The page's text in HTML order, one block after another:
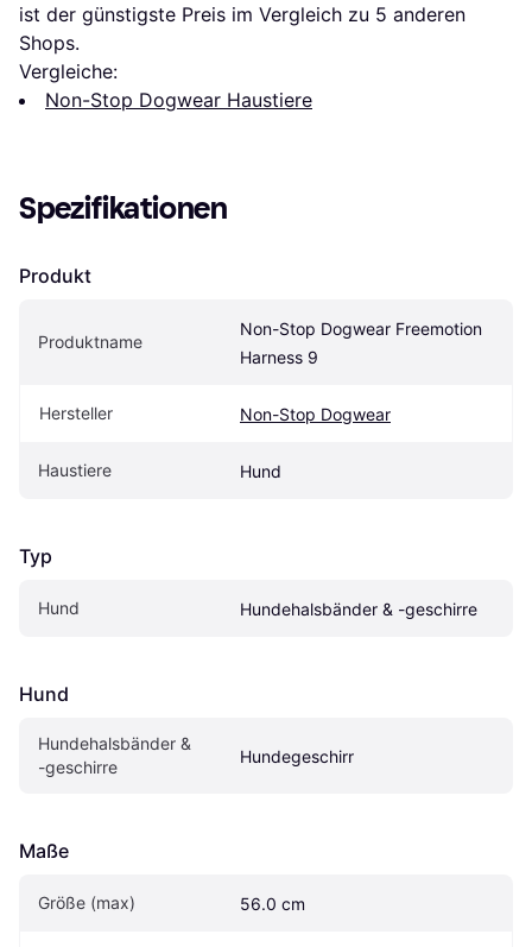
ist der günstigste Preis im Vergleich zu 5 anderen
Shops.
Vergleiche:
Non-Stop Dogwear Haustiere
Spezifikationen
Produkt
Produktname
Non-Stop Dogwear Freemotion
Harness 9
Hersteller Non-Stop Dogwear
Haustiere Hund
Typ
Hund Hundehalsbänder & -geschirre
Hund
Hundehalsbänder &
-geschirre
Hundegeschirr
Maße
Größe (max) 56.0 cm